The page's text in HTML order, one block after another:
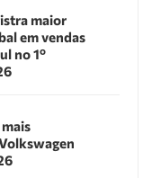
maior
em vendas
no 1º